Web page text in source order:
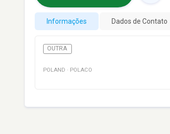
Informações Dados de Contato
OUTRA
POLAND · POLACO